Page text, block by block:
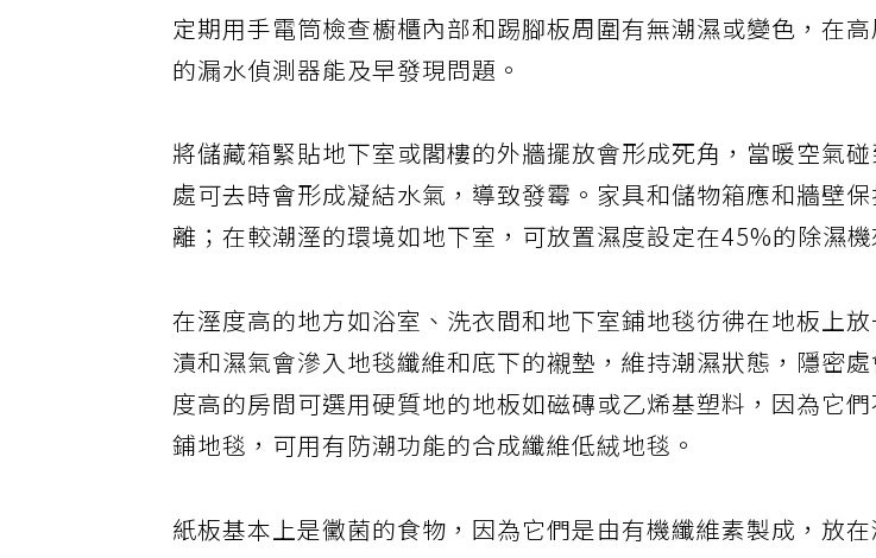
定期用手電筒檢查櫥櫃內部和踢腳板周圍有無潮濕或變色，在
的漏水偵測器能及早發現問題。
將儲藏箱緊貼地下室或閣樓的外牆擺放會形成死角，當暖空氣
處可去時會形成凝結水氣，導致發霉。家具和儲物箱應和牆壁
離；在較潮溼的環境如地下室，可放置濕度設定在45%的除濕機
在溼度高的地方如浴室、洗衣間和地下室鋪地毯彷彿在地板上放
漬和濕氣會滲入地毯纖維和底下的襯墊，維持潮濕狀態，隱密
度高的房間可選用硬質地的地板如磁磚或乙烯基塑料，因為它
鋪地毯，可用有防潮功能的合成纖維低絨地毯。
紙板基本上是黴菌的食物，因為它們是由有機纖維素製成，放在